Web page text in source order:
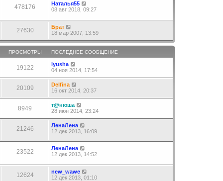
478176
Наталья55
08 авг 2018, 09:27
27630
Брат
18 мар 2007, 13:59
ПРОСМОТРЫ ПОСЛЕДНЕЕ СООБЩЕНИЕ
19122
lyusha
04 ноя 2014, 17:54
20109
Delfina
16 окт 2014, 20:37
8949
т@нюша
28 июн 2014, 23:24
21246
ЛенаЛена
12 дек 2013, 16:09
23522
ЛенаЛена
12 дек 2013, 14:52
12624
new_wawe
12 дек 2013, 01:10